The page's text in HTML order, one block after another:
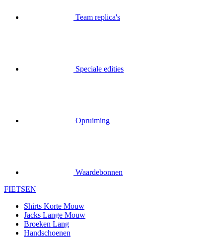
Team replica's
Speciale edities
Opruiming
Waardebonnen
FIETSEN
Shirts Korte Mouw
Jacks Lange Mouw
Broeken Lang
Handschoenen